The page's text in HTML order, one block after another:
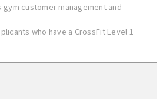
customer management and
who have a CrossFit Level 1